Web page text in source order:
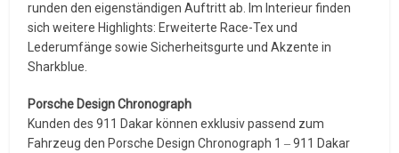
runden den eigenständigen Auftritt ab. Im Interieur finden
sich weitere Highlights: Erweiterte Race-Tex und
Lederumfänge sowie Sicherheitsgurte und Akzente in
Sharkblue.
Porsche Design Chronograph
Kunden des 911 Dakar können exklusiv passend zum
Fahrzeug den Porsche Design Chronograph 1 ‒ 911 Dakar